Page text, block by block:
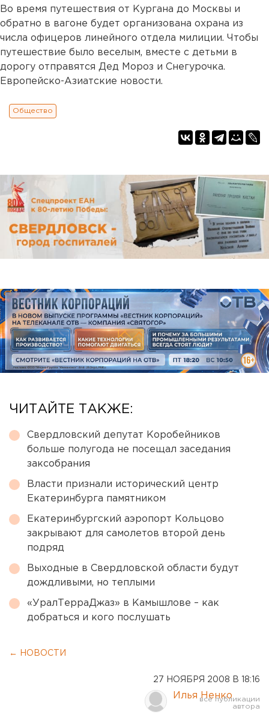
Во время путешествия от Кургана до Москвы и
обратно в вагоне будет организована охрана из
числа офицеров линейного отдела милиции. Чтобы
путешествие было веселым, вместе с детьми в
дорогу отправятся Дед Мороз и Снегурочка.
Европейско-Азиатские новости.
Общество
ЧИТАЙТЕ ТАКЖЕ:
Свердловский депутат Коробейников
больше полугода не посещал заседания
заксобрания
Власти признали исторический центр
Екатеринбурга памятником
Екатеринбургский аэропорт Кольцово
закрывают для самолетов второй день
подряд
Выходные в Свердловской области будут
дождливыми, но теплыми
«УралТерраДжаз» в Камышлове – как
добраться и кого послушать
← НОВОСТИ
27 НОЯБРЯ 2008 В 18:16
Илья Ненко